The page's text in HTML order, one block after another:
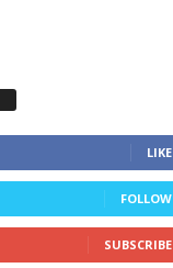
LIKE
FOLLOW
SUBSCRIBE